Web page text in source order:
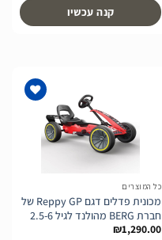
קנה עכשיו
כל המוצרים
מכונית פדלים דגם Reppy GP של
חברת BERG מהולנד לגיל 2.5-6
₪1,290.00